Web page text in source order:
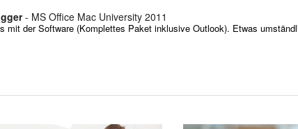
- MS Office Mac University 2011
mit der Software (Komplettes Paket inklusive Outlook). Etwas